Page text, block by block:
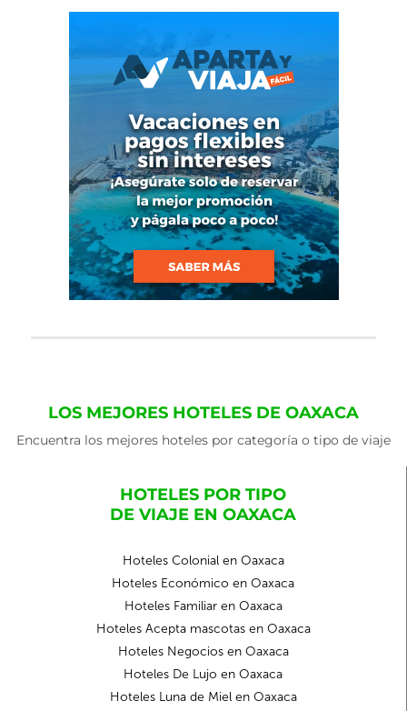
LOS MEJORES HOTELES DE OAXACA
Encuentra los mejores hoteles por categoría o tipo de viaje
HOTELES POR TIPO
DE VIAJE EN OAXACA
Hoteles Colonial en Oaxaca
Hoteles Económico en Oaxaca
Hoteles Familiar en Oaxaca
Hoteles Acepta mascotas en Oaxaca
Hoteles Negocios en Oaxaca
Hoteles De Lujo en Oaxaca
Hoteles Luna de Miel en Oaxaca